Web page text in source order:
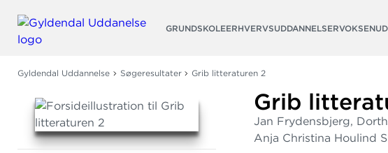
GRUNDSKOLEERHVERVSUDDANNELSER
Gyldendal Uddannelse Søgeresultater Grib litteraturen 2
Grib
Jan Frydensbjerg,
Anja Christina Houlind